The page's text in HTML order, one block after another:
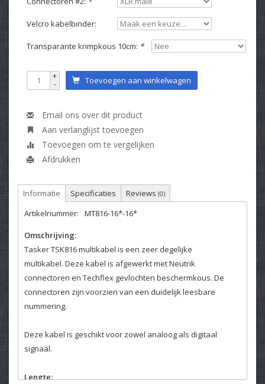
Velcro kabelbinder:
Transparante krimpkous 10cm: *
+
- Toevoegen aan winkelwagen
Email ons over dit product
Aan verlanglijst toevoegen
Toevoegen om te vergelijken
Afdrukken
Informatie Specificaties Reviews (0)
Artikelnummer: MT816-16*-16*
Omschrijving:
Tasker TSK816 multikabel is een zeer degelijke
multikabel. Deze kabel is afgewerkt met Neutrik
connectoren en Techflex gevlochten beschermkous. De
connectoren zijn voorzien van een duidelijk leesbare
nummering.
Deze kabel is geschikt voor zowel analoog als digitaal
signaal.
Lengte: